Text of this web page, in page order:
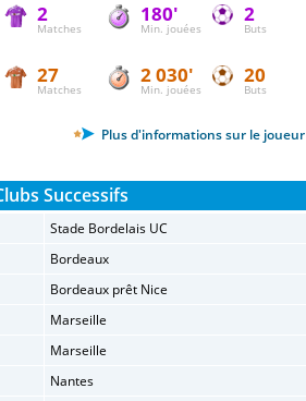
2
Matches
180'
Min. jouées
2
Buts
27
Matches
2 030'
Min. jouées
20
Buts
Plus d'informations sur le joueur
Successifs
Stade Bordelais UC
Bordeaux
Bordeaux prêt Nice
Marseille
Marseille
Nantes